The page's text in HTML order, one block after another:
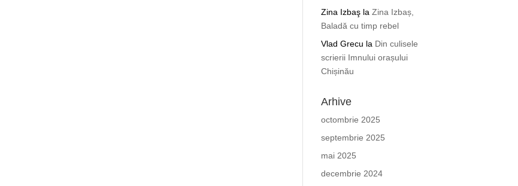
Zina Izbaş laZina Izbaș,
Baladă cu timp rebel
Vlad Grecu la Din culisele
scrierii Imnului orașului
Chișinău
Arhive
octombrie 2025
septembrie 2025
mai 2025
decembrie 2024